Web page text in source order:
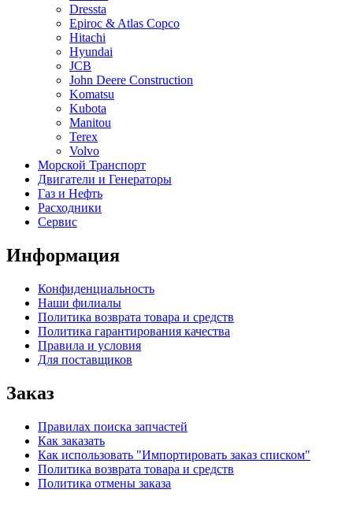
Dressta
Epiroc & Atlas Copco
Hitachi
Hyundai
JCB
John Deere Construction
Komatsu
Kubota
Manitou
Terex
Volvo
Морской Транспорт
Двигатели и Генераторы
Газ и Нефть
Расходники
Сервис
Информация
Конфиденциальность
Наши филиалы
Политика возврата товара и средств
Политика гарантирования качества
Правила и условия
Для поставщиков
Заказ
Правилах поиска запчастей
Как заказать
Как использовать "Импортировать заказ списком"
Политика возврата товара и средств
Политика отмены заказа